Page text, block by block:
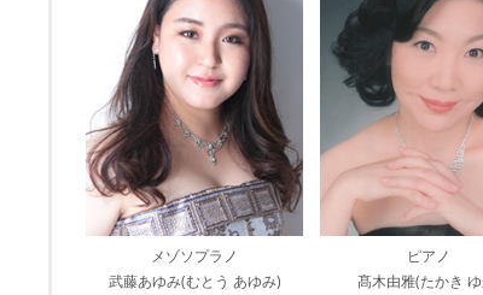
メゾソプラノ
武藤あゆみ(むとう あゆみ)
ピアノ
髙木由雅(たかき